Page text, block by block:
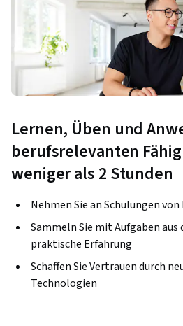
Lernen, Üben und
berufsrelevanten
weniger als 2 Stunden
Nehmen Sie an Schulungen
Sammeln Sie mit Aufgaben
praktische Erfahrung
Schaffen Sie Vertrauen durch
Technologien